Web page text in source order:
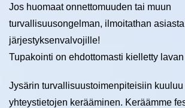
Jos huomaat onnettomuuden tai muun
turvallisuusongelman, ilmoitathan
järjestyksenvalvojille!
Tupakointi on ehdottomasti kielletty
Jysärin turvallisuustoimenpiteisiin kuuluu
yhteystietojen kerääminen. Keräämme